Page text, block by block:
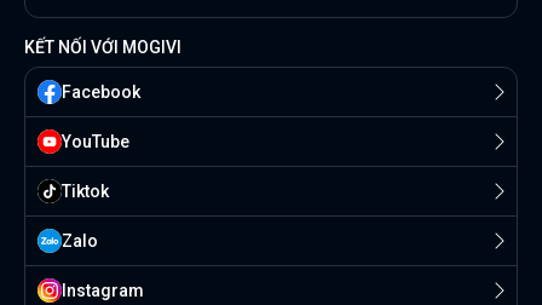
KẾT NỐI VỚI MOGIVI
Facebook
YouTube
Tiktok
Zalo
Instagram